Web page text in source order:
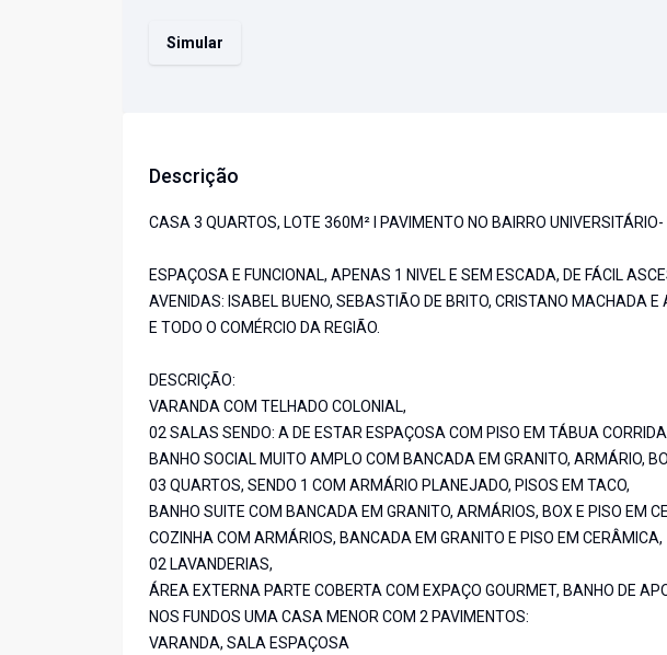
Simular
Descrição
CASA 3 QUARTOS, LOTE 360M² I PAVIMENTO NO BAIRRO
ESPAÇOSA E FUNCIONAL, APENAS 1 NIVEL E SEM ESCADA, DE FÁCIL
AVENIDAS: ISABEL BUENO, SEBASTIÃO DE BRITO, CRISTANO MACHADA E
E TODO O COMÉRCIO DA REGIÃO.
DESCRIÇÃO:
VARANDA COM TELHADO COLONIAL,
02 SALAS SENDO: A DE ESTAR ESPAÇOSA COM PISO EM TÁBUA
BANHO SOCIAL MUITO AMPLO COM BANCADA EM GRANITO, ARMÁRIO,
03 QUARTOS, SENDO 1 COM ARMÁRIO PLANEJADO, PISOS EM TACO,
BANHO SUITE COM BANCADA EM GRANITO, ARMÁRIOS, BOX E PISO EM
COZINHA COM ARMÁRIOS, BANCADA EM GRANITO E PISO EM CERÂMICA,
02 LAVANDERIAS,
ÁREA EXTERNA PARTE COBERTA COM EXPAÇO GOURMET, BANHO DE
NOS FUNDOS UMA CASA MENOR COM 2 PAVIMENTOS:
VARANDA, SALA ESPAÇOSA